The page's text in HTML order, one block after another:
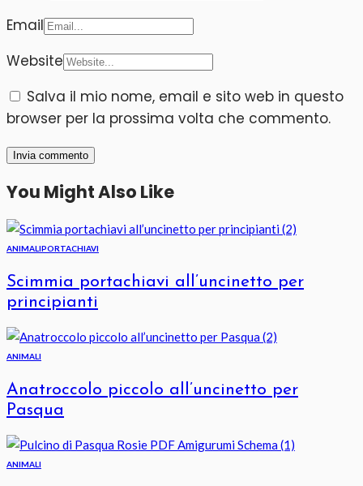
Email
Website
Salva il mio nome, email e sito web in questo
browser per la prossima volta che commento.
You Might Also Like
ANIMALIPORTACHIAVI
Scimmia portachiavi all’uncinetto per
principianti
ANIMALI
Anatroccolo piccolo all’uncinetto per
Pasqua
ANIMALI